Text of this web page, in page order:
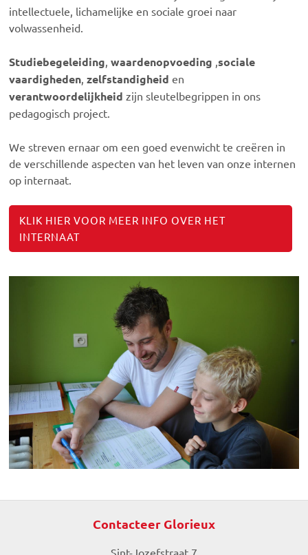
intellectuele, lichamelijke en sociale groei naar
volwassenheid.
Studiebegeleiding,waardenopvoeding ,sociale
vaardigheden,zelfstandigheid en
verantwoordelijkheid zijn sleutelbegrippen in ons
pedagogisch project.
We streven ernaar om een goed evenwicht te creëren in
de verschillende aspecten van het leven van onze internen
op internaat.
KLIK HIER VOOR MEER INFO OVER HET
INTERNAAT
Contacteer Glorieux
Sint-Jozefstraat 7